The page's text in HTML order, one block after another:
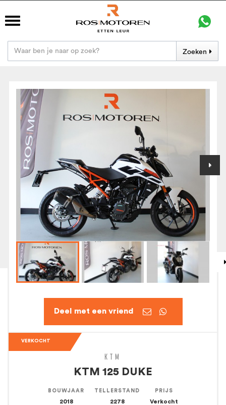
Zoeken
 
VERKOCHT
KTM
KTM 125 DUKE
BOUWJAAR
2018
TELLERSTAND
2278
PRIJS
Verkocht